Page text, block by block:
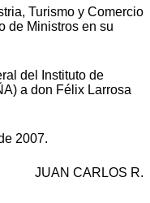
Turismo y Comercio
de Ministros en su
del Instituto de
a don Félix Larrosa
2007.
JUAN CARLOS R.